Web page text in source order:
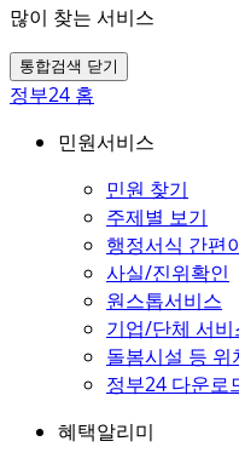
많이 찾는 서비스
통합검색 닫기
정부24 홈
민원서비스
민원 찾기
주제별 보기
행정서식 간편
사실/진위확인
원스톱서비스
기업/단체 서비
돌봄시설 등 위
정부24 다운로
혜택알리미